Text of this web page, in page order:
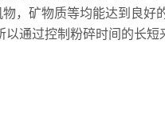
矿物质等均能达到良好的
过控制粉碎时间的长短